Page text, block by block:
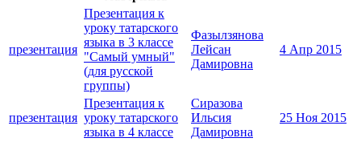
презентация
Презентация к
уроку татарского
языка в 3 классе
"Самый умный"
(для русской
группы)
Фазылзянова
Лейсан
Дамировна
4 Апр 2015
презентация
Презентация к
уроку татарского
языка в 4 классе
Сиразова
Ильсия
Дамировна
25 Ноя 2015